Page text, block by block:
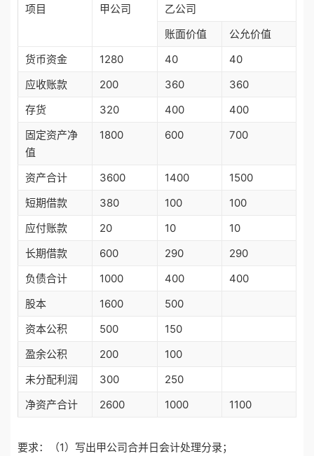
项目
甲公司
乙公司
账面价值
公允价值
货币资金
1280 40
40
应收账款
200 360
360
存货
320 400
400
固定资产净
值
1800 600 700
资产合计 3600 1400
1500
短期借款
380 100
100
应付账款
20 10
10
长期借款
600 290
290
负债合计
1000 400
400
股本
1600
500
资本公积
500
150
盈余公积
200
100
未分配利润
300
250
净资产合计
2600 1000 1100
要求：（1）写出甲公司合并日会计处理分录；